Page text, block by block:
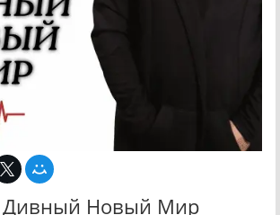
Дивный Новый Мир